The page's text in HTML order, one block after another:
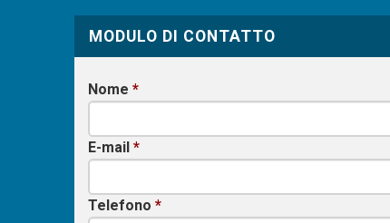
MODULO DI CONTATTO
Nome *
E-mail *
Telefono *